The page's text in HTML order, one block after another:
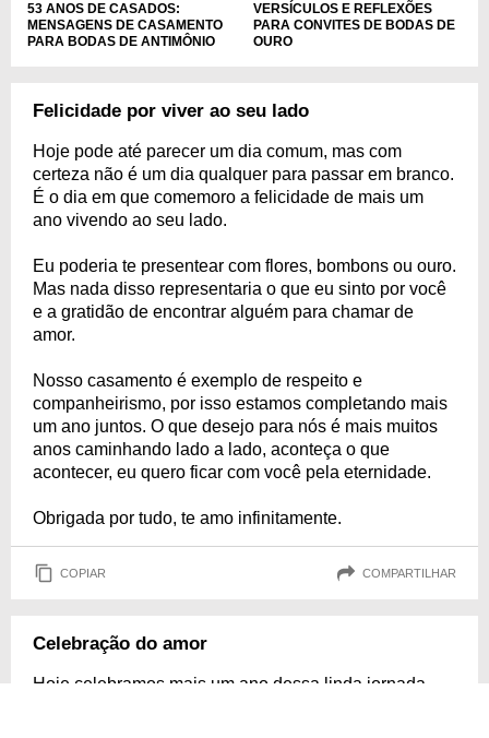
53 ANOS DE CASADOS:
MENSAGENS DE CASAMENTO
PARA BODAS DE ANTIMÔNIO
VERSÍCULOS E REFLEXÕES
PARA CONVITES DE BODAS DE
OURO
Felicidade por viver ao seu lado
Hoje pode até parecer um dia comum, mas com
certeza não é um dia qualquer para passar em branco.
É o dia em que comemoro a felicidade de mais um
ano vivendo ao seu lado.
Eu poderia te presentear com flores, bombons ou ouro.
Mas nada disso representaria o que eu sinto por você
e a gratidão de encontrar alguém para chamar de
amor.
Nosso casamento é exemplo de respeito e
companheirismo, por isso estamos completando mais
um ano juntos. O que desejo para nós é mais muitos
anos caminhando lado a lado, aconteça o que
acontecer, eu quero ficar com você pela eternidade.
Obrigada por tudo, te amo infinitamente.
COPIAR COMPARTILHAR
Celebração do amor
Hoje celebramos mais um ano dessa linda jornada